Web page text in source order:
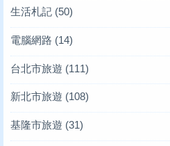
生活札記 (50)
電腦網路 (14)
台北市旅遊 (111)
新北市旅遊 (108)
基隆市旅遊 (31)